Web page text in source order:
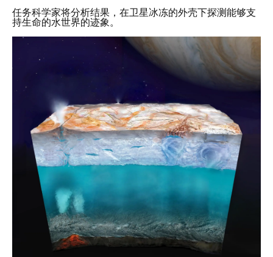
任务科学家将分析结果，在卫星冰冻的外壳下探测能够支
持生命的水世界的迹象。